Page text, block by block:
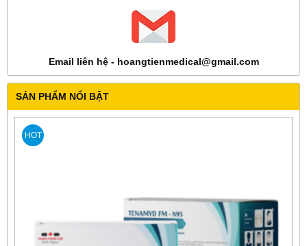
Email liên hệ - hoangtienmedical@gmail.com
SẢN PHẨM NỔI BẬT
HOT